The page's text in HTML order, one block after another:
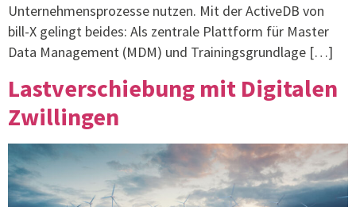
Unternehmensprozesse nutzen. Mit der ActiveDB von
bill-X gelingt beides: Als zentrale Plattform für Master
Data Management (MDM) und Trainingsgrundlage […]
Lastverschiebung mit Digitalen
Zwillingen